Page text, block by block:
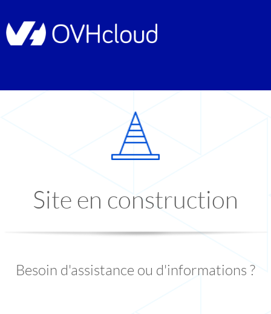
Site en construction
Besoin d'assistance ou d'informations ?